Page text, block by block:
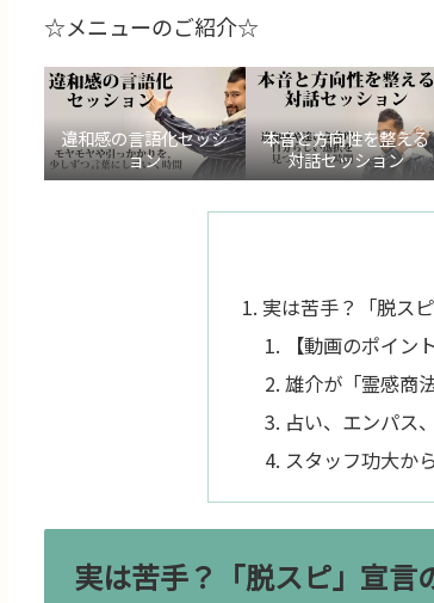
☆メニューのご紹介☆
違和感の言語化セッシ
ョン
本音と方向性を整える
対話セッション
実は苦手？「脱ス
【動画のポイント
雄介が「霊感商
占い、エンパス
スタッフ功大か
実は苦手？「脱スピ」宣言